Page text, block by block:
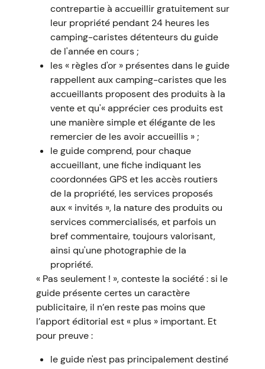
contrepartie à accueillir gratuitement sur
leur propriété pendant 24 heures les
camping-caristes détenteurs du guide
de l'année en cours ;
les « règles d'or » présentes dans le guide
rappellent aux camping-caristes que les
accueillants proposent des produits à la
vente et qu'« apprécier ces produits est
une manière simple et élégante de les
remercier de les avoir accueillis » ;
le guide comprend, pour chaque
accueillant, une fiche indiquant les
coordonnées GPS et les accès routiers
de la propriété, les services proposés
aux « invités », la nature des produits ou
services commercialisés, et parfois un
bref commentaire, toujours valorisant,
ainsi qu'une photographie de la
propriété.
« Pas seulement ! », conteste la société : si le
guide présente certes un caractère
publicitaire, il n’en reste pas moins que
l’apport éditorial est « plus » important. Et
pour preuve :
le guide n'est pas principalement destiné